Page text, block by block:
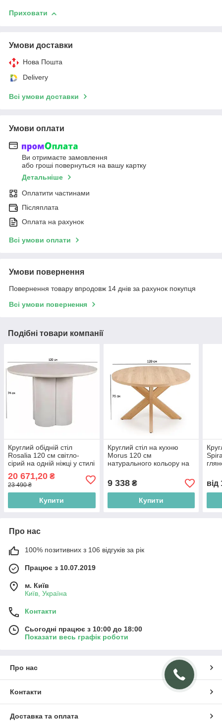
Приховати
Умови доставки
Нова Пошта
Delivery
Всі умови доставки
Умови оплати
Ви отримаєте замовлення
або гроші повернуться на вашу картку
Детальніше
Оплатити частинами
Післяплата
Оплата на рахунок
Всі умови оплати
Умови повернення
Повернення товару впродовж 14 днів за рахунок покупця
Всі умови повернення
Подібні товари компанії
Круглий обідній стіл
Rosalia 120 см світло-
сірий на одній ніжці у стилі
джапанді
20 671,20 ₴
23 490 ₴
Купити
Круглий стіл на кухню
Morus 120 см
натурального кольору на
скандинавському стилі
9 338₴
Купити
від
Про нас
100% позитивних з 106 відгуків за рік
Працює з 10.07.2019
м. Київ
Київ, Україна
Контакти
Сьогодні працює з 10:00 до 18:00
Показати весь графік роботи
Про нас
Контакти
Доставка та оплата